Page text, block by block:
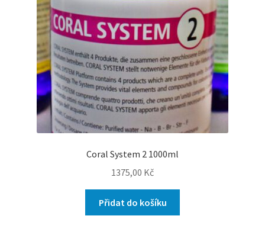
Coral System 2 1000ml
1375,00 Kč
Přidat do košíku